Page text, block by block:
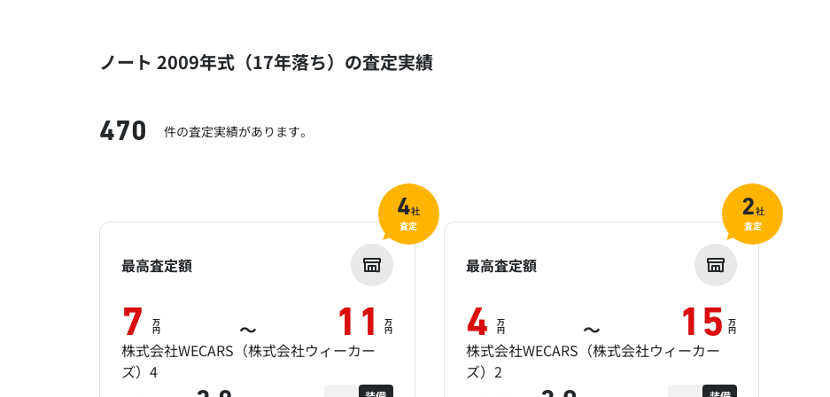
ノート 2009年式（17年落ち）の査定実績
470 件の査定実績があります。
最高査定額
7 万
円 ～ 11 万
円
株式会社WECARS（株式会社ウィーカー
ズ）4
4社
査定
最高査定額
4 万
円 ～ 15 万
円
株式会社WECARS（株式会社ウィーカー
ズ）2
2社
査定